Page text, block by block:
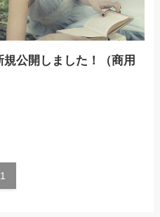
公開しました！（商用
1